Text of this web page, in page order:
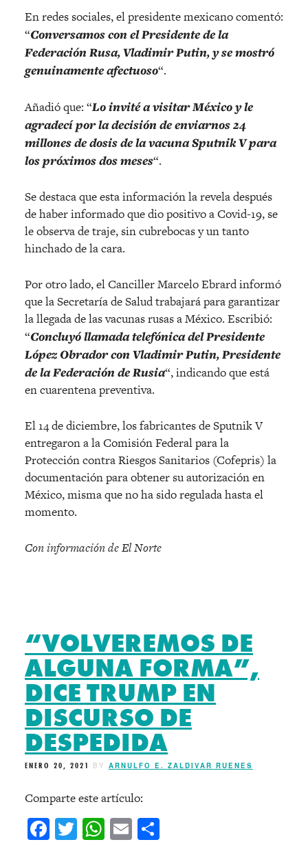
En redes sociales, el presidente mexicano comentó:
“Conversamos con el Presidente de la
Federación Rusa, Vladimir Putin, y se mostró
genuinamente afectuoso“.
Añadió que: “Lo invité a visitar México y le
agradecí por la decisión de enviarnos 24
millones de dosis de la vacuna Sputnik V para
los próximos dos meses“.
Se destaca que esta información la revela después
de haber informado que dio positivo a Covid-19, se
le observa de traje, sin cubrebocas y un tanto
hinchado de la cara.
Por otro lado, el Canciller Marcelo Ebrard informó
que la Secretaría de Salud trabajará para garantizar
la llegada de las vacunas rusas a México. Escribió:
“Concluyó llamada telefónica del Presidente
López Obrador con Vladimir Putin, Presidente
de la Federación de Rusia“, indicando que está
en cuarentena preventiva.
El 14 de diciembre, los fabricantes de Sputnik V
entregaron a la Comisión Federal para la
Protección contra Riesgos Sanitarios (Cofepris) la
documentación para obtener su autorización en
México, misma que no ha sido regulada hasta el
momento.
Con información de El Norte
“VOLVEREMOS DE
ALGUNA FORMA”,
DICE TRUMP EN
DISCURSO DE
DESPEDIDA
ENERO 20, 2021 BY ARNULFO E. ZALDIVAR RUENES
Comparte este artículo:
Facebook
Twitter
WhatsApp
Email